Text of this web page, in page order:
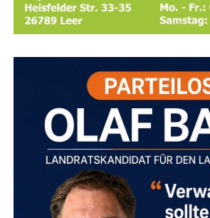
Ver­län­ge­rung der Lebens­dau­er der
Ein­satz kommt eine spe­zi­ell
nu­ier­li­che Misch- und Ein­bau­ein­heit
Die Behör­den wei­sen jedoch
dass der Erfolg die­ses spe­zi­el­len
haft geeig­ne­ten
Mate­ria­li­en benö­ti­gen bestimm­te
um ihre lang­le­bi­ge Wir­kung und
Soll­te das Wet­ter nicht
ti­ge Ver­schie­bun­gen der Arbei­ten in
ten erfor­der­lich werden.